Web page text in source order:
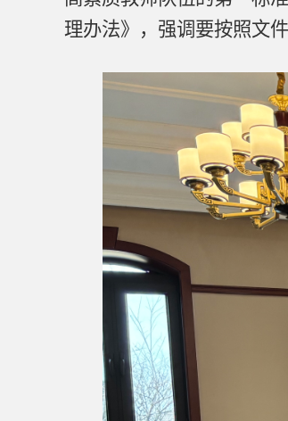
理办法》，强调要按照文